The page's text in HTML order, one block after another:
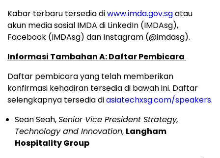
Kabar terbaru tersedia diwww.imda.gov.sgatau
akun media sosial IMDA di LinkedIn (IMDAsg),
Facebook (IMDAsg) dan Instagram (@imdasg).
Informasi Tambahan A: Daftar Pembicara
Daftar pembicara yang telah memberikan
konfirmasi kehadiran tersedia di bawah ini. Daftar
selengkapnya tersedia diasiatechxsg.com/speakers.
Sean Seah,Senior Vice President Strategy,
Technology and Innovation, Langham
Hospitality Group